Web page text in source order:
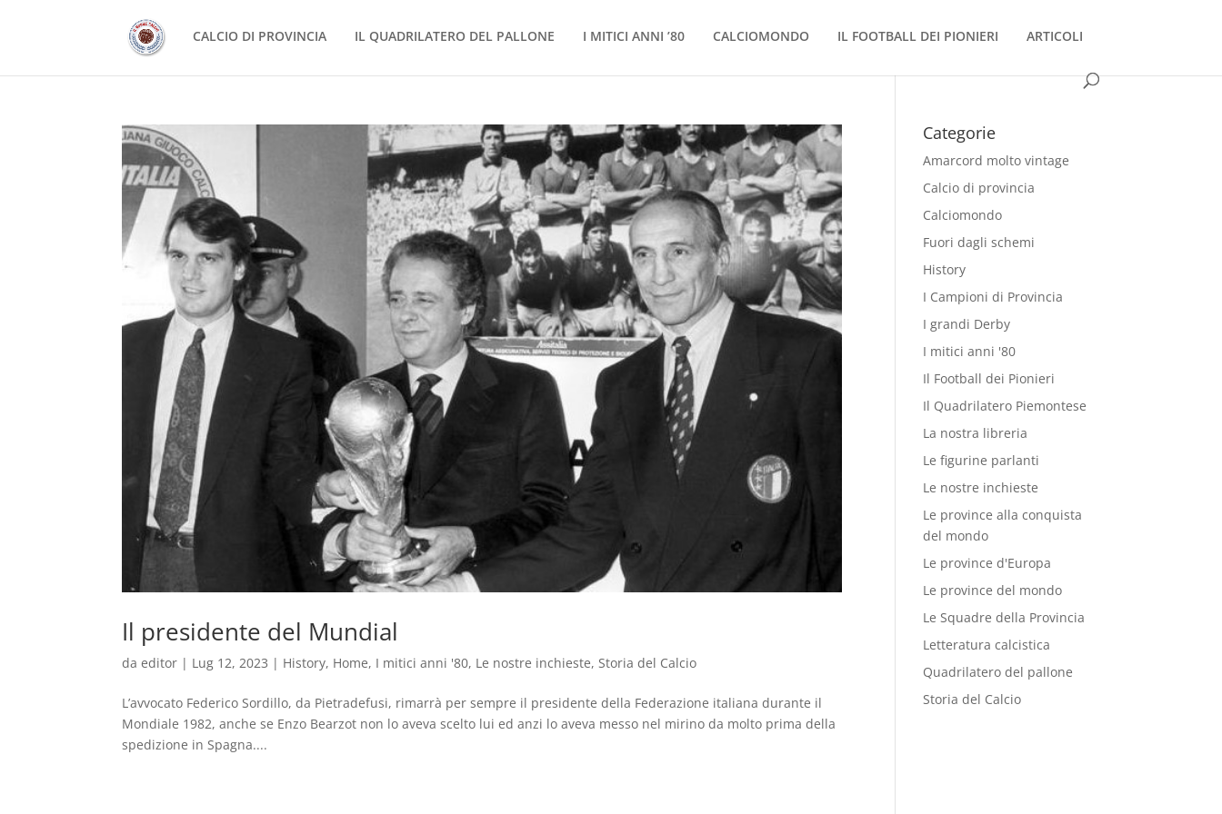
CALCIO DI PROVINCIA IL QUADRILATERO DEL PALLONE I MITICI ANNI ’80 CALCIOMONDO IL FOOTBALL DEI PIONIERI ARTICOLI
Il presidente del Mundial
daeditor | Lug 12, 2023 | History, Home, I mitici anni '80, Le nostre inchieste, Storia del Calcio
L’avvocato Federico Sordillo, da Pietradefusi, rimarrà per sempre il presidente della Federazione italiana durante il
Mondiale 1982, anche se Enzo Bearzot non lo aveva scelto lui ed anzi lo aveva messo nel mirino da molto prima della
spedizione in Spagna....
Categorie
Amarcord molto vintage
Calcio di provincia
Calciomondo
Fuori dagli schemi
History
I Campioni di Provincia
I grandi Derby
I mitici anni '80
Il Football dei Pionieri
Il Quadrilatero Piemontese
La nostra libreria
Le figurine parlanti
Le nostre inchieste
Le province alla conquista
del mondo
Le province d'Europa
Le province del mondo
Le Squadre della Provincia
Letteratura calcistica
Quadrilatero del pallone
Storia del Calcio